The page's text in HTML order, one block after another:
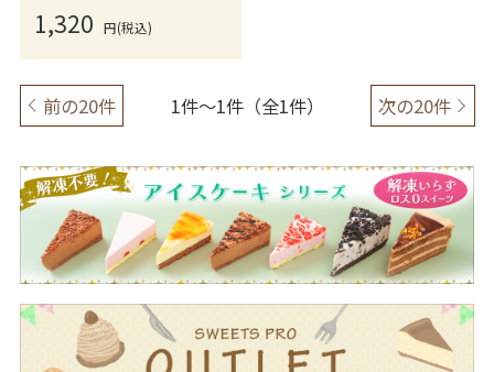
1,320 円(税込)
前の20件 1件～1件（全1件） 次の20件